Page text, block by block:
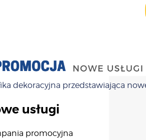
dekoracyjna przedstawiająca
usługi
promocyjna